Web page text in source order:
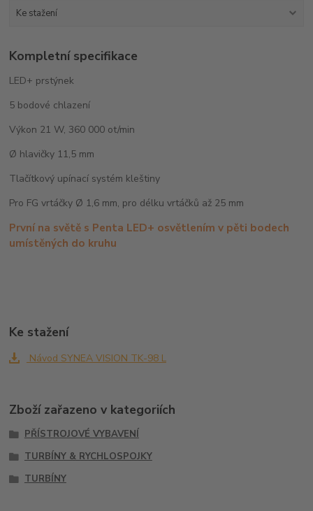
Ke stažení
Kompletní specifikace
LED+ prstýnek
5 bodové chlazení
Výkon 21 W, 360 000 ot/min
Ø hlavičky 11,5 mm
Tlačítkový upínací systém kleštiny
Pro FG vrtáčky Ø 1,6 mm, pro délku vrtáčků až 25 mm
První na světě s Penta LED+ osvětlením v pěti bodech
umístěných do kruhu
Ke stažení
Návod SYNEA VISION TK-98 L
Zboží zařazeno v kategoriích
PŘÍSTROJOVÉ VYBAVENÍ
TURBÍNY & RYCHLOSPOJKY
TURBÍNY